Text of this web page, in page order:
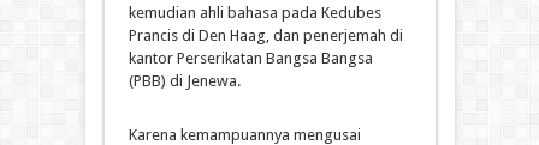
kemudian ahli bahasa pada Kedubes
Prancis di Den Haag, dan penerjemah di
kantor Perserikatan Bangsa Bangsa
(PBB) di Jenewa.
Karena kemampuannya mengusai